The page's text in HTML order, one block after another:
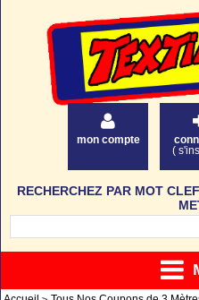
mon compte
(
RECHERCHEZ PAR MOT